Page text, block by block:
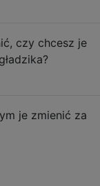
czy chcesz je
je zmienić za